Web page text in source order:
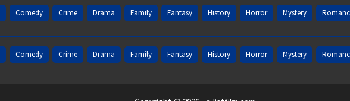
Comedy Crime Drama Family Fantasy History Horror Mystery
Comedy Crime Drama Family Fantasy History Horror Mystery